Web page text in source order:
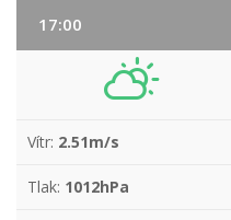
17:00
Vítr: 2.51m/s
Tlak: 1012hPa